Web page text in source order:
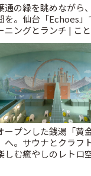
通の緑を眺めながら
を。仙台「Echoes」
ニングとランチ | こ
ープンした銭湯「黄
へ。サウナとクラフ
しむ癒やしのレトロ